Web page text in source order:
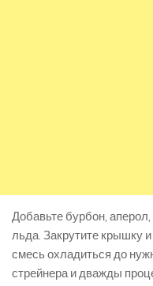
Добавьте бурбон,
льда. Закрутите крышку
смесь охладиться до
стрейнера и дважды